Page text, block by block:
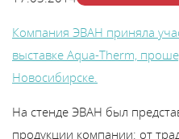
Компания ЭВАН приняла
выставке Aqua-Therm,
Новосибирске.
На стенде ЭВАН был
продукции компании: от